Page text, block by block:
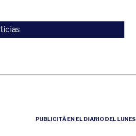
PUBLICITÁ EN EL DIARIO DEL LUNES